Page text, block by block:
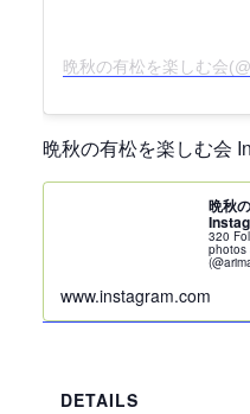
晩秋の有松を楽しむ会
晩秋の有松を楽しむ会
晩秋
320
photos
www.instagram.com
DETAILS